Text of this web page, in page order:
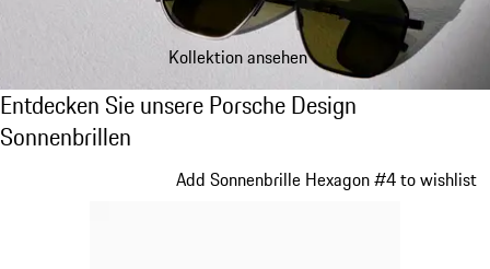
Kollektion ansehen
Entdecken Sie unsere Porsche Design
Entdecken Sie unsere Porsche Design
Sonnenbrillen
Add Sonnenbrille Hexagon #4 to wishlist